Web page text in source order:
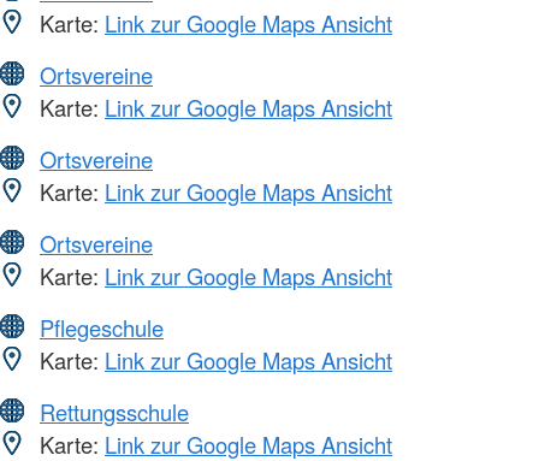
Karte: Link zur Google Maps Ansicht
Ortsvereine
Karte: Link zur Google Maps Ansicht
Ortsvereine
Karte: Link zur Google Maps Ansicht
Ortsvereine
Karte: Link zur Google Maps Ansicht
Pflegeschule
Karte: Link zur Google Maps Ansicht
Rettungsschule
Karte: Link zur Google Maps Ansicht